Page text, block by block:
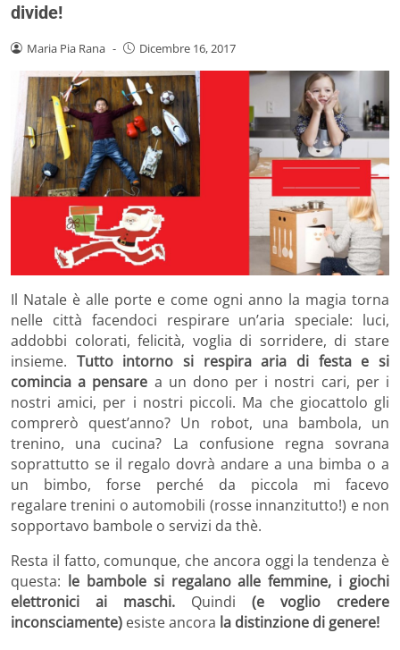
divide!
Maria Pia Rana - Dicembre 16, 2017
Il Natale è alle porte e come ogni anno la magia torna
nelle città facendoci respirare un’aria speciale: luci,
addobbi colorati, felicità, voglia di sorridere, di stare
insieme. Tutto intorno si respira aria di festa e si
comincia a pensare a un dono per i nostri cari, per i
nostri amici, per i nostri piccoli. Ma che giocattolo gli
comprerò quest’anno? Un robot, una bambola, un
trenino, una cucina? La confusione regna sovrana
soprattutto se il regalo dovrà andare a una bimba o a
un bimbo, forse perché da piccola mi facevo
regalare trenini o automobili (rosse innanzitutto!) e non
sopportavo bambole o servizi da thè.
Resta il fatto, comunque, che ancora oggi la tendenza è
questa: le bambole si regalano alle femmine, i giochi
elettronici ai maschi. Quindi (e voglio credere
inconsciamente) esiste ancora la distinzione di genere!